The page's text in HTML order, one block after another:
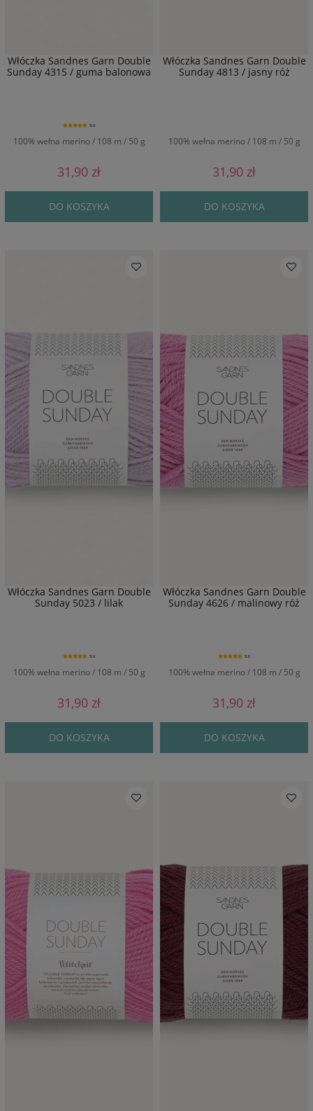
Włóczka Sandnes Garn Double
Sunday 4315 / guma balonowa
100% wełna merino / 108 m / 50 g
5.0
31,90 zł
DO KOSZYKA
Włóczka Sandnes Garn Double
Sunday 4813 / jasny róż
100% wełna merino / 108 m / 50 g
31,90 zł
DO KOSZYKA
Włóczka Sandnes Garn Double
Sunday 5023 / lilak
100% wełna merino / 108 m / 50 g
5.0
31,90 zł
DO KOSZYKA
Włóczka Sandnes Garn Double
Sunday 4626 / malinowy róż
100% wełna merino / 108 m / 50 g
5.0
31,90 zł
DO KOSZYKA